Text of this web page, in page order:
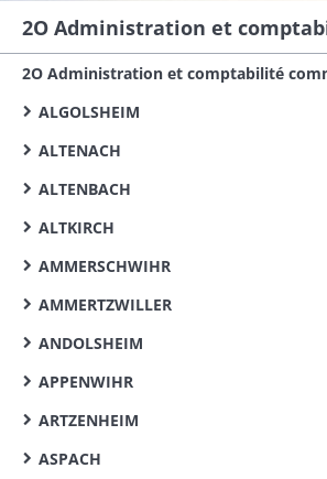
2O Administration et comptabilité
ALGOLSHEIM
ALTENACH
ALTENBACH
ALTKIRCH
AMMERSCHWIHR
AMMERTZWILLER
ANDOLSHEIM
APPENWIHR
ARTZENHEIM
ASPACH